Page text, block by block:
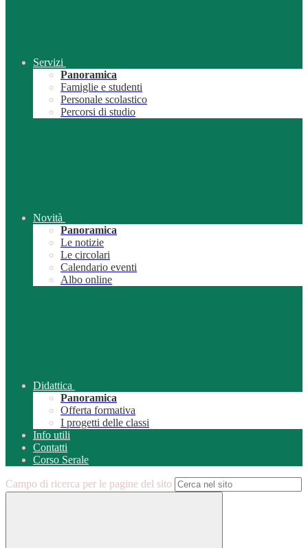
Servizi
Panoramica
Famiglie e studenti
Personale scolastico
Percorsi di studio
Novità
Panoramica
Le notizie
Le circolari
Calendario eventi
Albo online
Didattica
Panoramica
Offerta formativa
I progetti delle classi
Info utili
Contatti
Corso Serale
Campo di ricerca per le pagine del sito